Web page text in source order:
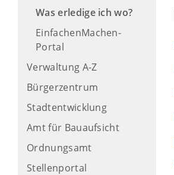
Was erledige ich wo?
EinfachenMachen-
Portal
Verwaltung A-Z
Bürgerzentrum
Stadtentwicklung
Amt für Bauaufsicht
Ordnungsamt
Stellenportal